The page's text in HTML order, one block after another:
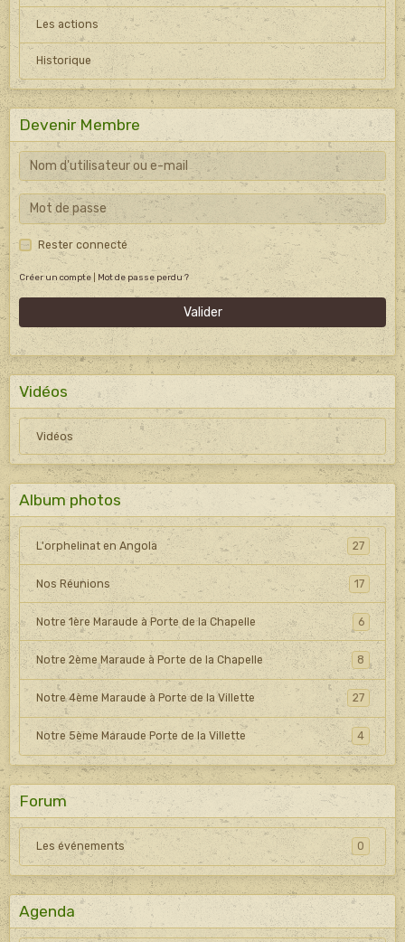
Les actions
Historique
Devenir Membre
Rester connecté
Créer un compte Mot de passe perdu ?
Valider
Vidéos
Vidéos
Album photos
L'orphelinat en Angola 27
Nos Réunions 17
Notre 1ère Maraude à Porte de la Chapelle 6
Notre 2ème Maraude à Porte de la Chapelle 8
Notre 4ème Maraude à Porte de la Villette 27
Notre 5ème Maraude Porte de la Villette 4
Forum
Les événements 0
Agenda